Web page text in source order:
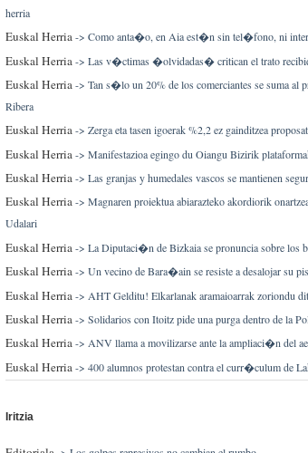
herria
Euskal Herria-> Como anta�o, en Aia est�n sin tel�fono, ni
Euskal Herria -> Las v�ctimas �olvidadas� critican el trato
Euskal Herria-> Tan s�lo un 20% de los comerciantes se suma al
Ribera
Euskal Herria-> Zerga eta tasen igoerak %2,2 ez gainditzea
Euskal Herria-> Manifestazioa egingo du Oiangu Bizirik
Euskal Herria-> Las granjas y humedales vascos se mantienen
Euskal Herria-> Magnaren proiektua abiarazteko akordiorik
Udalari
Euskal Herria-> La Diputaci�n de Bizkaia se pronuncia sobre los
Euskal Herria-> Un vecino de Bara�ain se resiste a desalojar su
Euskal Herria-> AHT Gelditu! Elkarlanak aramaioarrak zoriondu
Euskal Herria-> Solidarios con Itoitz pide una purga dentro de la
Euskal Herria-> ANV llama a movilizarse ante la ampliaci�n del
Euskal Herria-> 400 alumnos protestan contra el curr�culum de
Iritzia